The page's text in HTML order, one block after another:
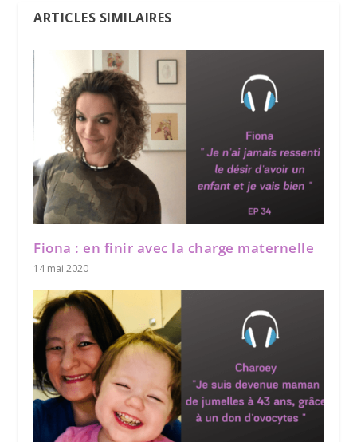
ARTICLES SIMILAIRES
Fiona : en finir avec la charge maternelle
14 mai 2020